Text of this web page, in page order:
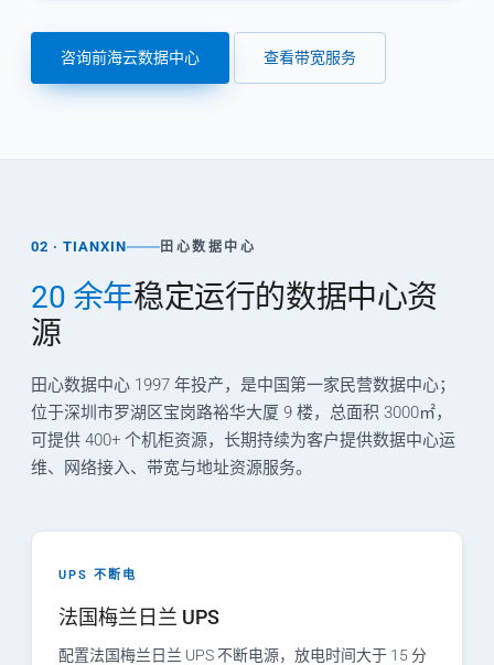
咨询前海云数据中心 查看带宽服务
02 · TIANXIN 田心数据中心
20 余年稳定运行的数据中心资
源
田心数据中心 1997 年投产，是中国第一家民营数据中心；
位于深圳市罗湖区宝岗路裕华大厦 9 楼，总面积 3000㎡，
可提供 400+ 个机柜资源，长期持续为客户提供数据中心运
维、网络接入、带宽与地址资源服务。
UPS 不断电
法国梅兰日兰 UPS
配置法国梅兰日兰 UPS 不断电源，放电时间大于 15 分